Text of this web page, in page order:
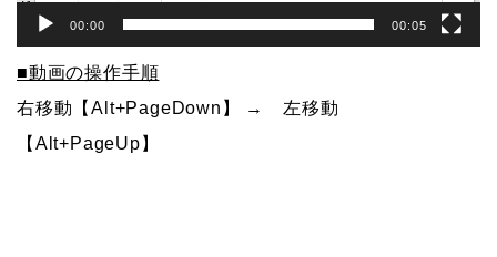
00:00 00:05
■動画の操作手順
右移動【Alt+PageDown】 → 左移動
【Alt+PageUp】